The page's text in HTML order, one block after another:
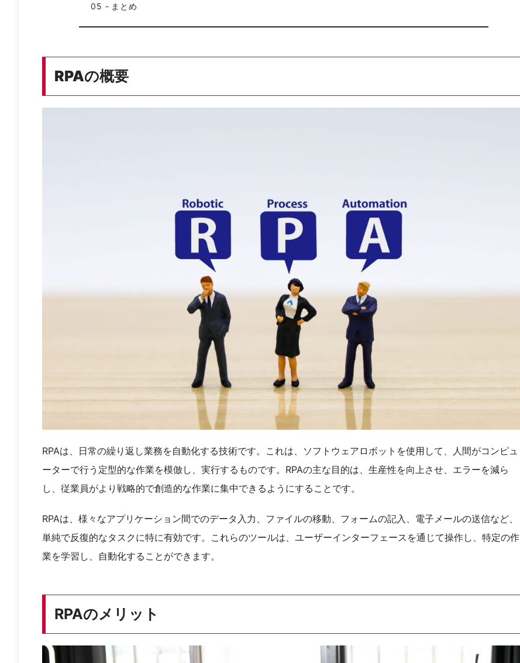
まとめ
RPAの概要
RPAは、日常の繰り返し業務を自動化する技術です。これは、ソフトウェアロボットを使用して、人間がコンピュ
ーターで行う定型的な作業を模倣し、実行するものです。RPAの主な目的は、生産性を向上させ、エラーを減ら
し、従業員がより戦略的で創造的な作業に集中できるようにすることです。
RPAは、様々なアプリケーション間でのデータ入力、ファイルの移動、フォームの記入、電子メールの送信など、
単純で反復的なタスクに特に有効です。これらのツールは、ユーザーインターフェースを通じて操作し、特定の作
業を学習し、自動化することができます。
RPAのメリット